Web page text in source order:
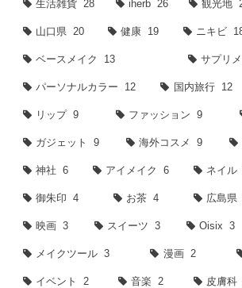
生活雑貨 28 iherb 26 観光地
山口県 20 健康 19 ニキビ
ベースメイク 13 サプリ
パーソナルカラー 12 国内旅行 12
リップ 9 ファッション 9
ガジェット 9 海外コスメ 9
神社 6 アイメイク 6 ネイル
御朱印 4 お茶 4 広島県
映画 3 スイーツ 3 Oisix 3
メイクツール 3 漫画 2
イベント 2 音楽 2 皮膚科